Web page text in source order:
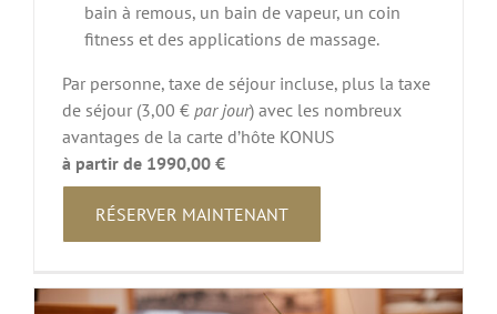
bain à remous, un bain de vapeur, un coin
fitness et des applications de massage.
Par personne, taxe de séjour incluse, plus la taxe
de séjour (3,00 € par jour) avec les nombreux
avantages de la carte d’hôte KONUS
à partir de 1990,00 €
RÉSERVER MAINTENANT